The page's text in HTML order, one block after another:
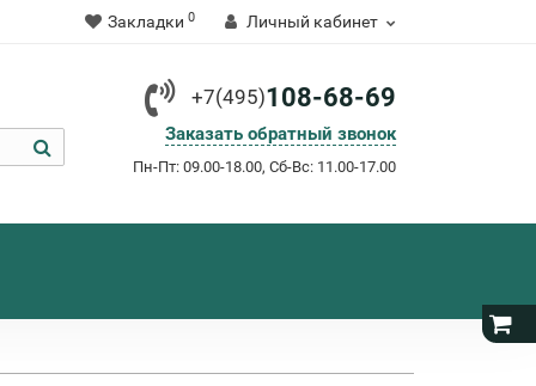
Закладки 0 Личный кабинет
+7(495)108-68-69
Заказать обратный звонок
Пн-Пт: 09.00-18.00, Сб-Вс: 11.00-17.00